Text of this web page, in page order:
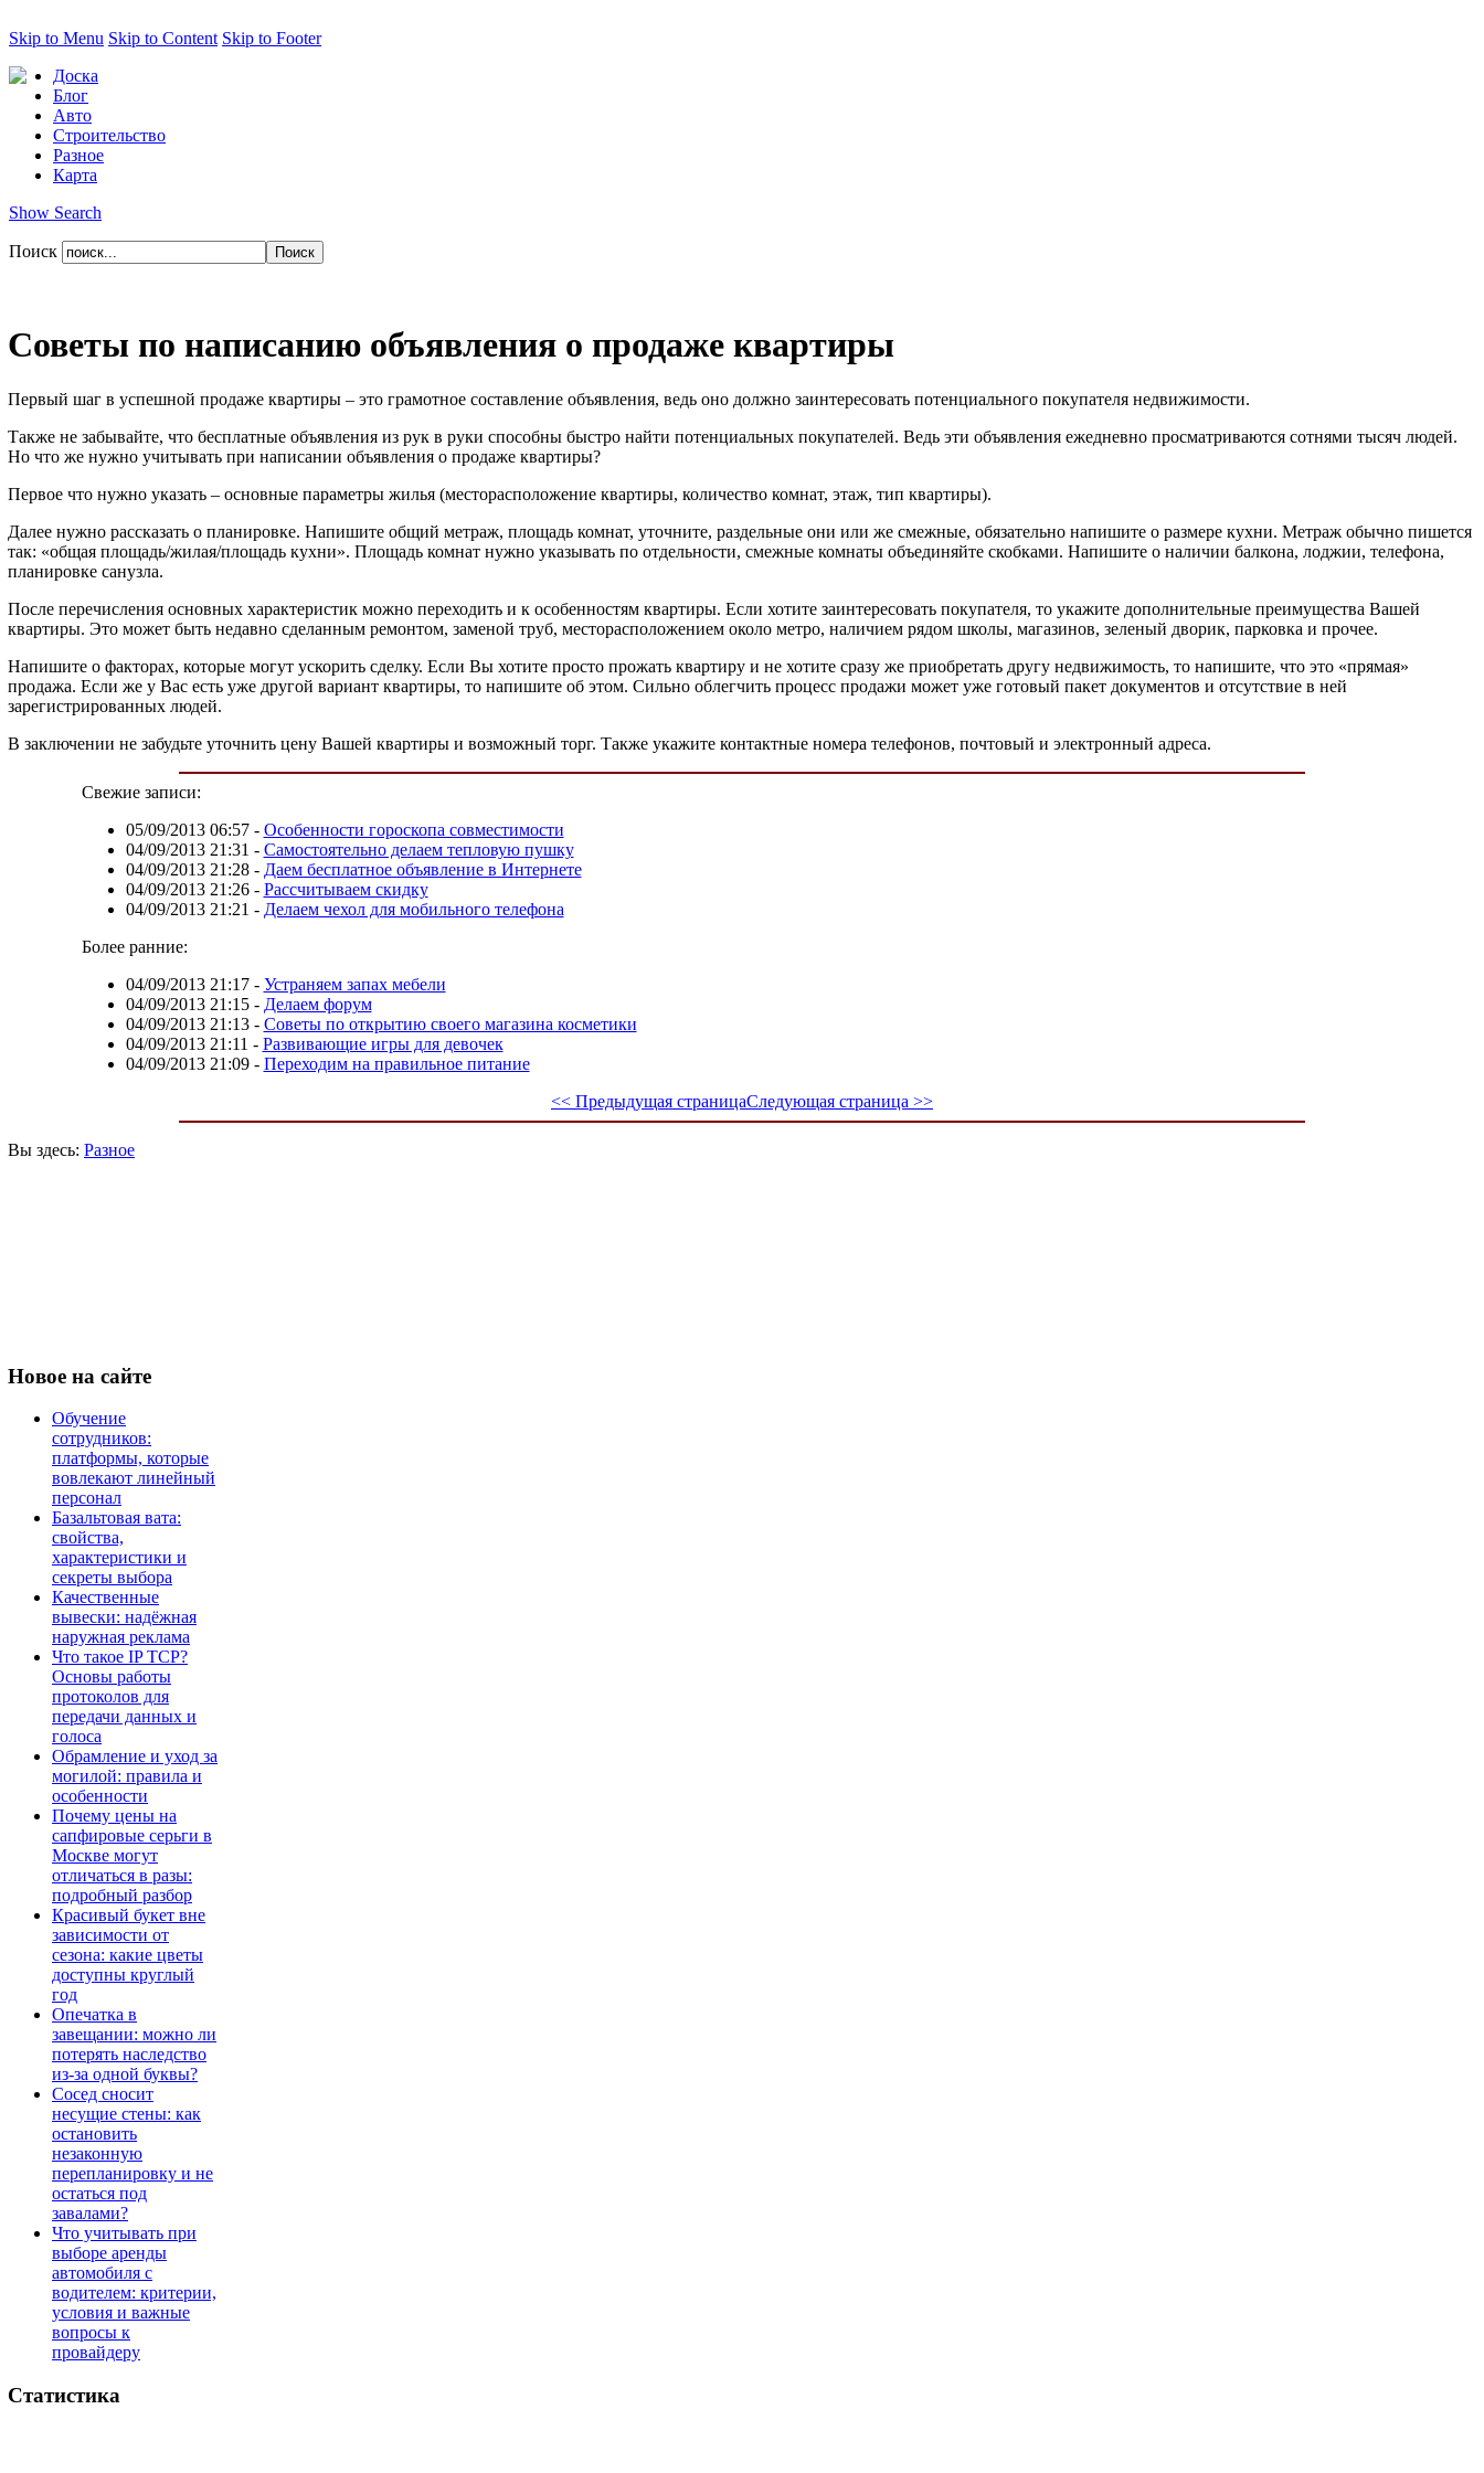
Skip to Menu Skip to Content Skip to Footer
Доска
Блог
Авто
Строительство
Разное
Карта
Show Search
Поиск
Советы по написанию объявления о продаже квартиры
Первый шаг в успешной продаже квартиры – это грамотное составление объявления, ведь оно должно заинтересовать потенциального покупателя недвижимости.
Также не забывайте, что бесплатные объявления из рук в руки способны быстро найти потенциальных покупателей. Ведь эти объявления ежедневно просматриваются сотнями тысяч людей.
Но что же нужно учитывать при написании объявления о продаже квартиры?
Первое что нужно указать – основные параметры жилья (месторасположение квартиры, количество комнат, этаж, тип квартиры).
Далее нужно рассказать о планировке. Напишите общий метраж, площадь комнат, уточните, раздельные они или же смежные, обязательно напишите о размере кухни. Метраж обычно пишется
так: «общая площадь/жилая/площадь кухни». Площадь комнат нужно указывать по отдельности, смежные комнаты объединяйте скобками. Напишите о наличии балкона, лоджии, телефона,
планировке санузла.
После перечисления основных характеристик можно переходить и к особенностям квартиры. Если хотите заинтересовать покупателя, то укажите дополнительные преимущества Вашей
квартиры. Это может быть недавно сделанным ремонтом, заменой труб, месторасположением около метро, наличием рядом школы, магазинов, зеленый дворик, парковка и прочее.
Напишите о факторах, которые могут ускорить сделку. Если Вы хотите просто прожать квартиру и не хотите сразу же приобретать другу недвижимость, то напишите, что это «прямая»
продажа. Если же у Вас есть уже другой вариант квартиры, то напишите об этом. Сильно облегчить процесс продажи может уже готовый пакет документов и отсутствие в ней
зарегистрированных людей.
В заключении не забудьте уточнить цену Вашей квартиры и возможный торг. Также укажите контактные номера телефонов, почтовый и электронный адреса.
Свежие записи:
05/09/2013 06:57- Особенности гороскопа совместимости
04/09/2013 21:31 - Самостоятельно делаем тепловую пушку
04/09/2013 21:28- Даем бесплатное объявление в Интернете
04/09/2013 21:26- Рассчитываем скидку
04/09/2013 21:21 - Делаем чехол для мобильного телефона
Более ранние:
04/09/2013 21:17- Устраняем запах мебели
04/09/2013 21:15- Делаем форум
04/09/2013 21:13- Советы по открытию своего магазина косметики
04/09/2013 21:11 - Развивающие игры для девочек
04/09/2013 21:09- Переходим на правильное питание
<< Предыдущая страницаСледующая страница >>
Вы здесь: Разное
Новое на сайте
Обучение
сотрудников:
платформы, которые
вовлекают линейный
персонал
Базальтовая вата:
свойства,
характеристики и
секреты выбора
Качественные
вывески: надёжная
наружная реклама
Что такое IP TCP?
Основы работы
протоколов для
передачи данных и
голоса
Обрамление и уход за
могилой: правила и
особенности
Почему цены на
сапфировые серьги в
Москве могут
отличаться в разы:
подробный разбор
Красивый букет вне
зависимости от
сезона: какие цветы
доступны круглый
год
Опечатка в
завещании: можно ли
потерять наследство
из-за одной буквы?
Сосед сносит
несущие стены: как
остановить
незаконную
перепланировку и не
остаться под
завалами?
Что учитывать при
выборе аренды
автомобиля с
водителем: критерии,
условия и важные
вопросы к
провайдеру
Статистика